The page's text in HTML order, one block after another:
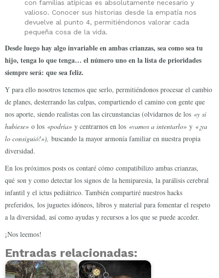
con familias atípicas es absolutamente necesario y
valioso. Conocer sus historias desde la empatía nos
devuelve al punto 4, permitiéndonos valorar cada
pequeña cosa de la vida.
Desde luego hay algo invariable en ambas crianzas, sea como sea tu
hijo, tenga lo que tenga… el número uno en la lista de prioridades
siempre será: que sea feliz.
Y para ello nosotros tenemos que serlo, permitiéndonos procesar el cambio
de planes, desterrando las culpas, compartiendo el camino con gente que
nos aporte, siendo realistas con las circunstancias (olvidarnos de los «y si
hubiese» o los «podría» y centrarnos en los «vamos a intentarlo» y «¡ya
lo consiguió!»), buscando la mayor armonía familiar en nuestra propia
diversidad.
En los próximos posts os contaré cómo compatibilizo ambas crianzas,
qué son y como detectar los signos de la hemiparesia, la parálisis cerebral
infantil y el ictus pediátrico. También compartiré nuestros hacks
preferidos, los juguetes idóneos, libros y material para fomentar el respeto
a la diversidad, así como ayudas y recursos a los que se puede acceder.
¡Nos leemos!
Entradas relacionadas: